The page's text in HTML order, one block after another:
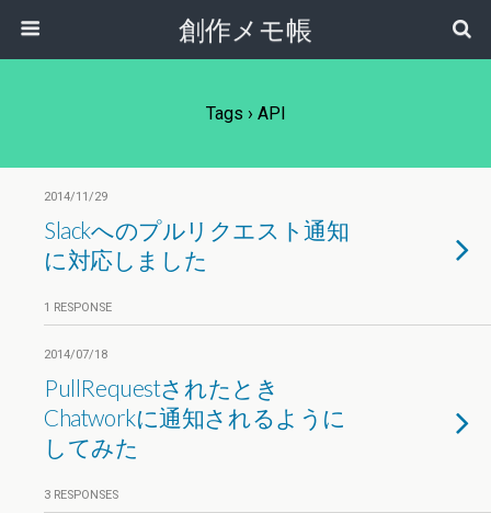
創作メモ帳
Tags › API
2014/11/29
Slackへのプルリクエスト通知
に対応しました
1 RESPONSE
2014/07/18
PullRequestされたとき
Chatworkに通知されるように
してみた
3 RESPONSES